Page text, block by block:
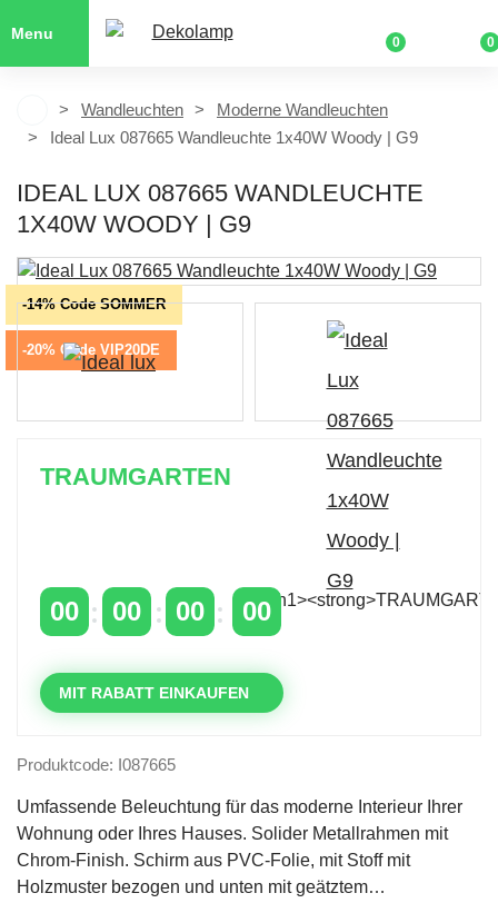
Menu
0 0
Wandleuchten
Moderne Wandleuchten
Ideal Lux 087665 Wandleuchte 1x40W Woody | G9
IDEAL LUX 087665 WANDLEUCHTE
1X40W WOODY | G9
-14% Code SOMMER
-20% Code VIP20DE
TRAUMGARTEN
00 00 00 00
MIT RABATT EINKAUFEN
Produktcode: I087665
Umfassende Beleuchtung für das moderne Interieur Ihrer
Wohnung oder Ihres Hauses. Solider Metallrahmen mit
Chrom-Finish. Schirm aus PVC-Folie, mit Stoff mit
Holzmuster bezogen und unten mit geätztem…